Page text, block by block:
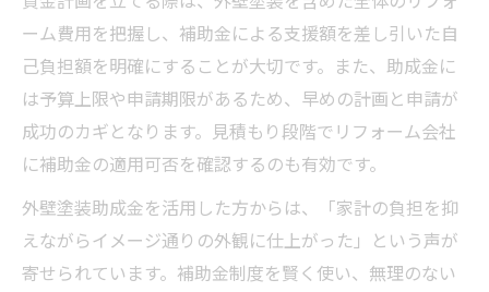
ーム費用を把握し、補助金による支援額を差し引いた自
己負担額を明確にすることが大切です。また、助成金に
は予算上限や申請期限があるため、早めの計画と申請が
成功のカギとなります。見積もり段階でリフォーム会社
に補助金の適用可否を確認するのも有効です。
外壁塗装助成金を活用した方からは、「家計の負担を抑
えながらイメージ通りの外観に仕上がった」という声が
寄せられています。補助金制度を賢く使い、無理のない